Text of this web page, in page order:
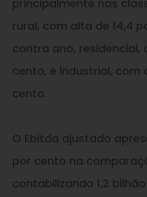
principalmente nas
rural, com alta de 14,4
contra ano, residencial,
cento, e industrial, com
cento.
O Ebitda ajustado
por cento na
contabilizando 1,2